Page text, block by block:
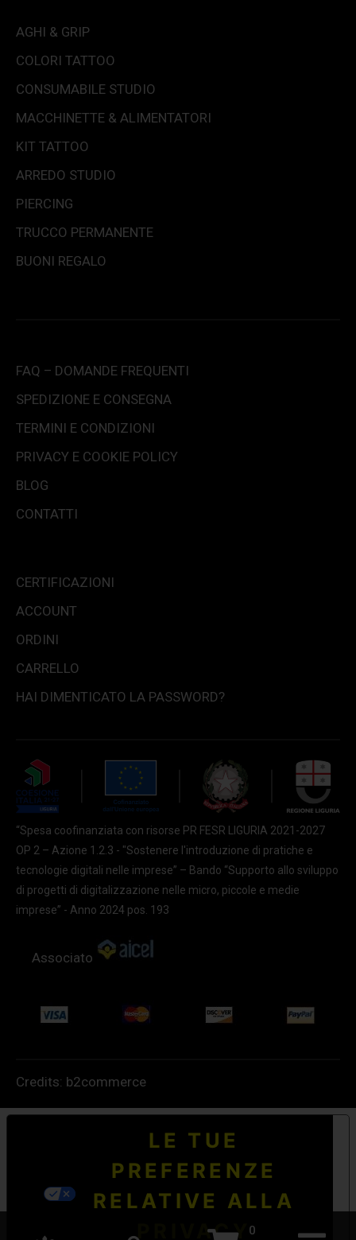
0
AGHI & GRIP
COLORI TATTOO
CONSUMABILE STUDIO
MACCHINETTE & ALIMENTATORI
KIT TATTOO
ARREDO STUDIO
PIERCING
TRUCCO PERMANENTE
BUONI REGALO
FAQ – DOMANDE FREQUENTI
SPEDIZIONE E CONSEGNA
TERMINI E CONDIZIONI
PRIVACY E COOKIE POLICY
BLOG
CONTATTI
CERTIFICAZIONI
ACCOUNT
ORDINI
CARRELLO
HAI DIMENTICATO LA PASSWORD?
“Spesa coofinanziata con risorse PR FESR LIGURIA 2021-2027
OP 2 – Azione 1.2.3 - "Sostenere l'introduzione di pratiche e
tecnologie digitali nelle imprese” – Bando “Supporto allo sviluppo
di progetti di digitalizzazione nelle micro, piccole e medie
imprese” - Anno 2024 pos. 193
Associato
Credits: b2commerce
LE TUE
PREFERENZE
RELATIVE ALLA
PRIVACY